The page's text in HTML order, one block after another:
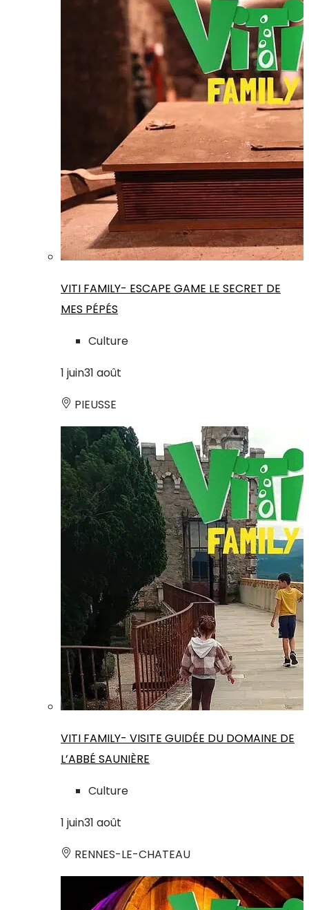
VITI FAMILY- ESCAPE GAME LE SECRET DE
MES PÉPÉS
Culture
1 juin31 août
PIEUSSE
VITI FAMILY- VISITE GUIDÉE DU DOMAINE DE
L’ABBÉ SAUNIÈRE
Culture
1 juin31 août
RENNES-LE-CHATEAU